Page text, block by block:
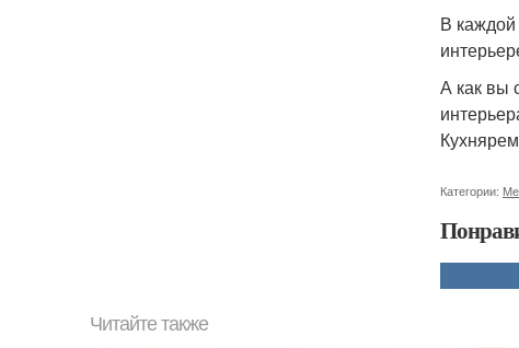
В каждой
А как вы
Категории:
Читайте также